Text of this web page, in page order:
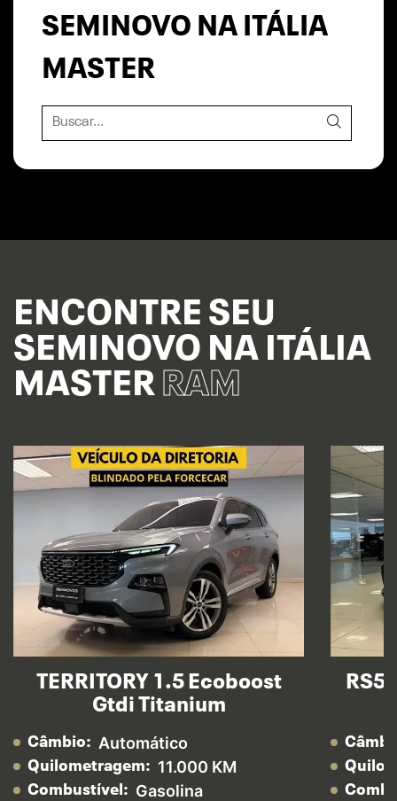
SEMINOVO NA ITÁLIA
MASTER
ENCONTRE SEU
SEMINOVO NA ITÁLIA
MASTER RAM
TERRITORY 1.5 Ecoboost
Gtdi Titanium
Câmbio: Automático
Quilometragem: 11.000 KM
Combustível: Gasolina
RS5